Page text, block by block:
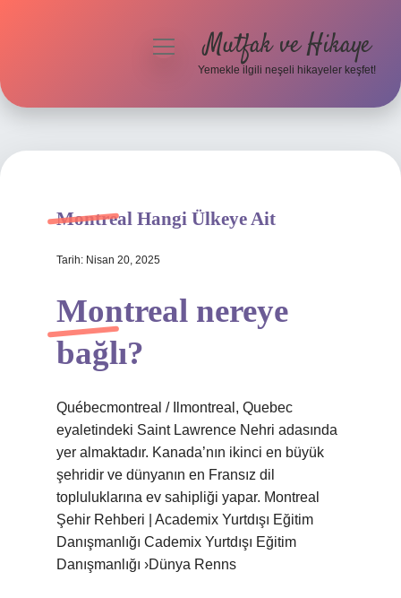
Hakkımızda
menüyüMutfak ve Hikaye
Yemekle ilgili neşeli hikayeler keşfet!
Montreal Hangi Ülkeye Ait
Tarih: Nisan 20, 2025
Montreal nereye
bağlı?
Québecmontreal / Ilmontreal, Quebec
eyaletindeki Saint Lawrence Nehri adasında
yer almaktadır. Kanada’nın ikinci en büyük
şehridir ve dünyanın en Fransız dil
topluluklarına ev sahipliği yapar. Montreal
Şehir Rehberi | Academix Yurtdışı Eğitim
Danışmanlığı Cademix Yurtdışı Eğitim
Danışmanlığı ›Dünya Renns